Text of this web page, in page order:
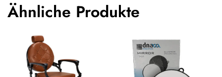
Ähnliche Produkte